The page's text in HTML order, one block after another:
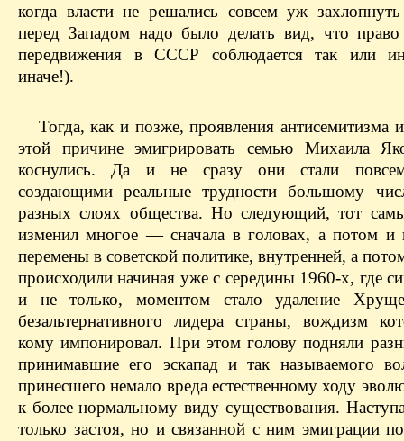
когда власти не решались совсем уж
перед Западом надо было делать вид, что
передвижения в СССР соблюдается так или
иначе!).
Тогда, как и позже, проявления антисемитизма
этой причине эмигрировать семью Михаила
коснулись. Да и не сразу они стали
создающими реальные трудности большому
разных слоях общества. Но следующий, тот
изменил многое — сначала в головах, а потом и
перемены в советской политике, внутренней, а
происходили начиная уже с середины 1960-х, где
и не только, моментом стало удаление
безальтернативного лидера страны, вождизм
кому импонировал. При этом голову подняли
принимавшие его эскапад и так называемого
принесшего немало вреда естественному ходу
к более нормальному виду существования.
только застоя, но и связанной с ним эмиграции